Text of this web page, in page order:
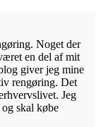
Noget der
en del af mit
giver jeg mine
rengøring. Det
Jeg
skal købe